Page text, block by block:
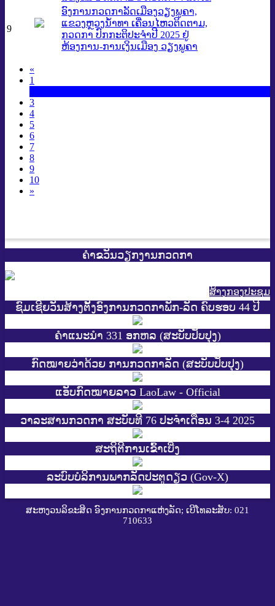
9
ອົງການກວດກາລັດເມືອງວຽງພູຄາ,
ແຂວງຫຼວງນໍ້າທາ ເຄື່ອນໄຫວຕິດຕາມ,
ກວດກາ ປົກກະຕິປະຈໍາປີ 2025 ຢູ່
ຫ້ອງການ-ການເງິນເມືອງ ວຽງພູຄາ
«
1
3
4
5
6
7
8
9
10
»
ຄຳຂວັນວຽກງານກວດກາ
ສ້າງກອງປະຊູມ
ຊົມເຊີຍວັນສ້າງຕັ້ງອົງການກວດກາພັກ-ລັດ ຄົບຮອບ 44 ປີ
ຄຳແນະນຳ 331 ອກຫລ (ສະບັບປັບປຸງ)
ກົດໝາຍວ່າດ້ວຍ ການກວດກາລັດ (ສະບັບປັບປຸງ)
ແອັບກົດໝາຍລາວ LaoLaw - Official
ວາລະສານກວດກາ ສະບັບທີ 76 ປະຈຳເດືອນ 3-4 2025
ສະ​ຖິ​ຕີການ​ເຂົ້າ​ເບີ່ງ
ລະບົບບໍລິການພາກລັດປະຕູດຽວ (Gov-X)
ສະຫງວນລິຂະສິດ ອົງການກວດກາແຫ່ງລັດ; ເບີໂທລະສັບ: 021
710633